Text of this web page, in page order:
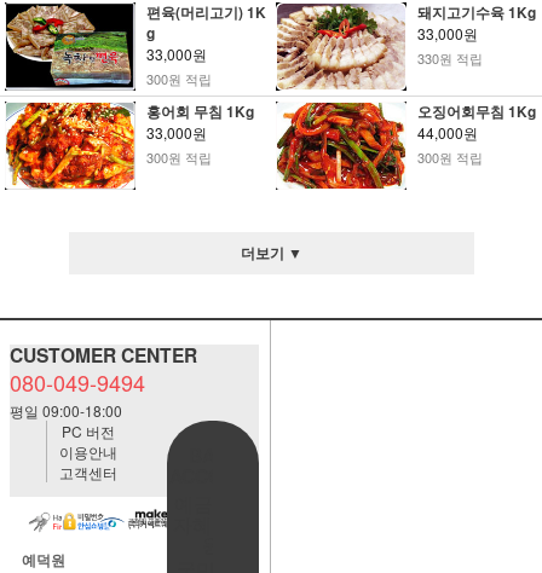
편육(머리고기) 1K
g
33,000원
300원 적립
돼지고기수육 1Kg
33,000원
330원 적립
홍어회 무침 1Kg
33,000원
300원 적립
오징어회무침 1Kg
44,000원
300원 적립
더보기 ▼
CUSTOMER CENTER
080-049-9494
평일 09:00-18:00
PC 버전
이용안내
고객센터
예덕원